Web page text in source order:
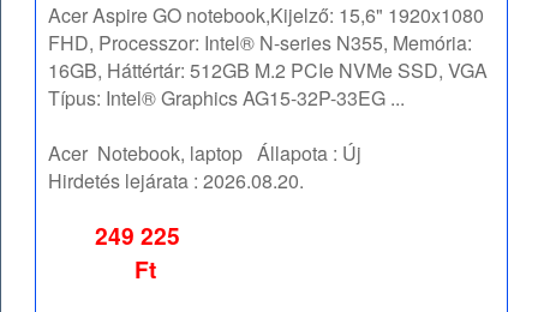
Acer Aspire GO notebook,Kijelző: 15,6" 1920x1080
FHD, Processzor: Intel® N-series N355, Memória:
16GB, Háttértár: 512GB M.2 PCIe NVMe SSD, VGA
Típus: Intel® Graphics AG15-32P-33EG ...
Acer Notebook, laptop Állapota : Új
Hirdetés lejárata :2026.08.20.
249 225
Ft